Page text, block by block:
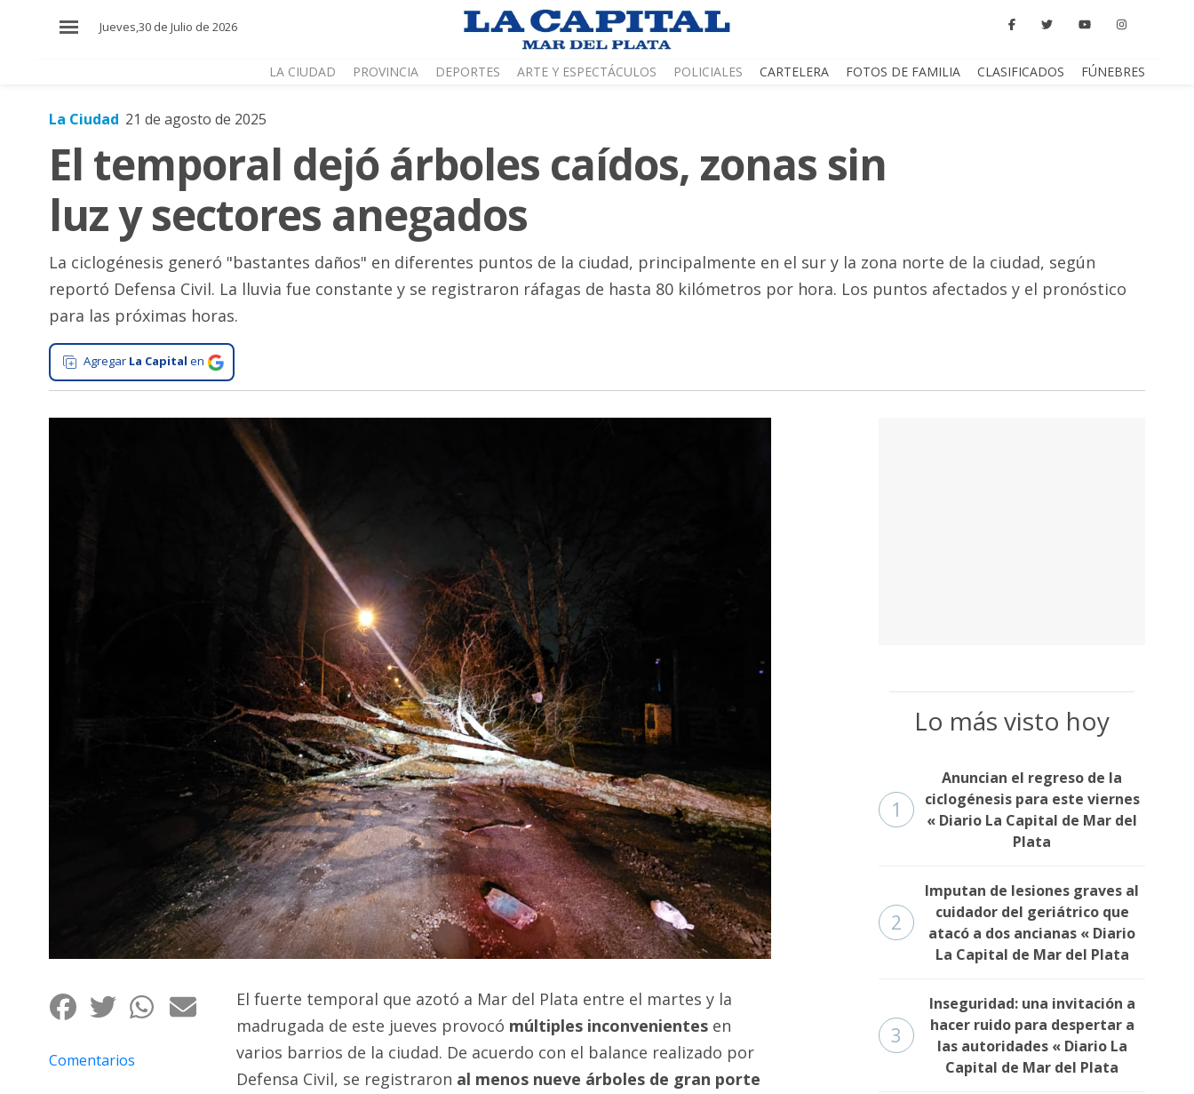
Jueves,30 de Julio de 2026
LA CIUDAD PROVINCIA DEPORTES ARTE Y ESPECTÁCULOS POLICIALES CARTELERA FOTOS DE FAMILIA CLASIFICADOS FÚNEBRES
Mundo
Zona
Cultura
Tecnología
Gastronomía
Salud
Interés
La Ciudad 21 de agosto de 2025
El temporal dejó árboles caídos, zonas sin
luz y sectores anegados
La ciclogénesis generó "bastantes daños" en diferentes puntos de la ciudad, principalmente en el sur y la zona norte de la ciudad, según
reportó Defensa Civil. La lluvia fue constante y se registraron ráfagas de hasta 80 kilómetros por hora. Los puntos afectados y el pronóstico
para las próximas horas.
Agregar La Capital en
Comentarios
El fuerte temporal que azotó a Mar del Plata entre el martes y la
madrugada de este jueves provocó múltiples inconvenientesen
varios barrios de la ciudad. De acuerdo con el balance realizado por
Defensa Civil, se registraron al menos nueve árboles de gran porte
Lo más visto hoy
1
Anuncian el regreso de la
ciclogénesis para este viernes
« Diario La Capital de Mar del
Plata
2
Imputan de lesiones graves al
cuidador del geriátrico que
atacó a dos ancianas « Diario
La Capital de Mar del Plata
3
Inseguridad: una invitación a
hacer ruido para despertar a
las autoridades « Diario La
Capital de Mar del Plata